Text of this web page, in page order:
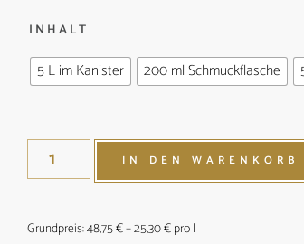
INHALT
5 L im Kanister 200 ml Schmuckflasche
IN DEN WARENKORB
Grundpreis:48,75€–25,30€prol